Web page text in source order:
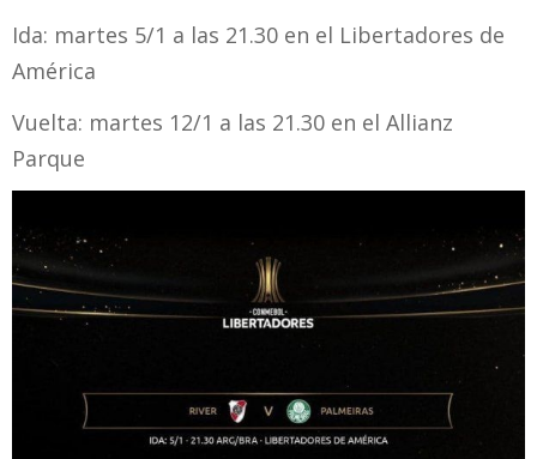
Ida: martes 5/1 a las 21.30 en el Libertadores de
América
Vuelta: martes 12/1 a las 21.30 en el Allianz
Parque